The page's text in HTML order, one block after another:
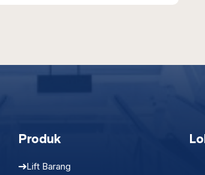
Produk
Lift Barang